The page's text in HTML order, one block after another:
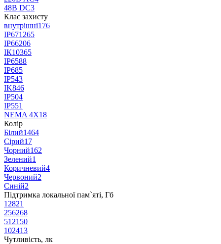
48В DС3
Клас захисту
внутрішні176
IP671265
IP66206
ІК10365
IP6588
IP685
IP543
IK846
IP504
IP551
NEMA 4X18
Колір
Білий1464
Сірий17
Чорний162
Зелений1
Коричневий4
Червоний2
Синій2
Підтримка локальної пам`яті, Гб
12821
256268
512150
102413
Чутливість, лк